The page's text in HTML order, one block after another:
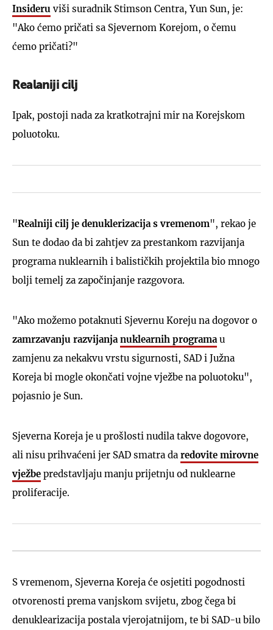
Insideru viši suradnik Stimson Centra, Yun Sun, je:
"Ako ćemo pričati sa Sjevernom Korejom, o čemu
ćemo pričati?"
Realaniji cilj
Ipak, postoji nada za kratkotrajni mir na Korejskom
poluotoku.
"Realniji cilj je denuklerizacija s vremenom", rekao je
Sun te dodao da bi zahtjev za prestankom razvijanja
programa nuklearnih i balističkih projektila bio mnogo
bolji temelj za započinjanje razgovora.
"Ako možemo potaknuti Sjevernu Koreju na dogovor o
zamrzavanju razvijanja nuklearnih programa u
zamjenu za nekakvu vrstu sigurnosti, SAD i Južna
Koreja bi mogle okončati vojne vježbe na poluotoku",
pojasnio je Sun.
Sjeverna Koreja je u prošlosti nudila takve dogovore,
ali nisu prihvaćeni jer SAD smatra da redovite mirovne
vježbe predstavljaju manju prijetnju od nuklearne
proliferacije.
S vremenom, Sjeverna Koreja će osjetiti pogodnosti
otvorenosti prema vanjskom svijetu, zbog čega bi
denuklearizacija postala vjerojatnijom, te bi SAD-u bilo